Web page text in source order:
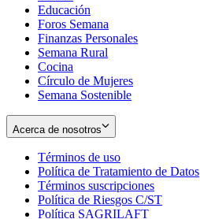
window
new
window
Educación
Foros Semana
Finanzas Personales
Semana Rural
Cocina
Círculo de Mujeres
Semana Sostenible
Acerca de nosotros
Términos de uso
in
new
window
Política de Tratamiento de Datos
Términos suscripciones
in
Política de Riesgos C/ST
Política SAGRILAFT